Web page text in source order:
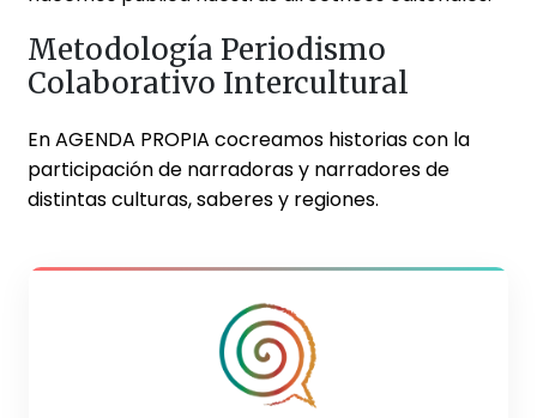
Metodología Periodismo
Colaborativo Intercultural
En AGENDA PROPIA cocreamos historias con la
participación de narradoras y narradores de
distintas culturas, saberes y regiones.